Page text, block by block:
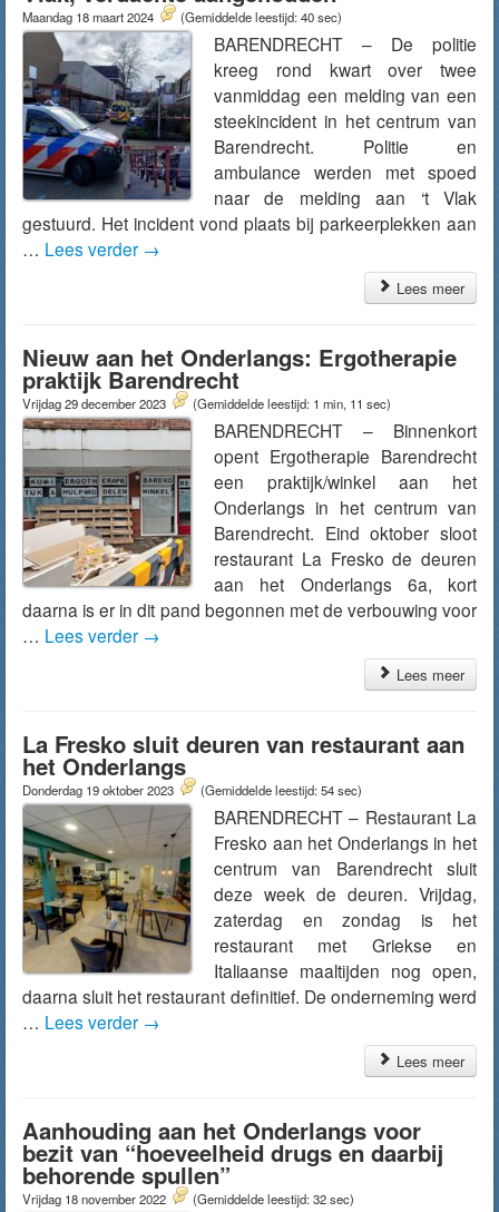
Maandag 18 maart 2024 (Gemiddelde leestijd: 40 sec)
BARENDRECHT – De politie
kreeg rond kwart over twee
vanmiddag een melding van een
steekincident in het centrum van
Barendrecht. Politie en
ambulance werden met spoed
naar de melding aan ‘t Vlak
gestuurd. Het incident vond plaats bij parkeerplekken aan
… Lees verder →
Lees meer
Nieuw aan het Onderlangs: Ergotherapie
praktijk Barendrecht
Vrijdag 29 december 2023 (Gemiddelde leestijd: 1 min, 11 sec)
BARENDRECHT – Binnenkort
opent Ergotherapie Barendrecht
een praktijk/winkel aan het
Onderlangs in het centrum van
Barendrecht. Eind oktober sloot
restaurant La Fresko de deuren
aan het Onderlangs 6a, kort
daarna is er in dit pand begonnen met de verbouwing voor
… Lees verder →
Lees meer
La Fresko sluit deuren van restaurant aan
het Onderlangs
Donderdag 19 oktober 2023 (Gemiddelde leestijd: 54 sec)
BARENDRECHT – Restaurant La
Fresko aan het Onderlangs in het
centrum van Barendrecht sluit
deze week de deuren. Vrijdag,
zaterdag en zondag is het
restaurant met Griekse en
Italiaanse maaltijden nog open,
daarna sluit het restaurant definitief. De onderneming werd
… Lees verder →
Lees meer
Aanhouding aan het Onderlangs voor
bezit van “hoeveelheid drugs en daarbij
behorende spullen”
Vrijdag 18 november 2022 (Gemiddelde leestijd: 32 sec)